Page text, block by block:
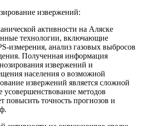
извержений:
активности на Аляске
технологии, включающие
измерения, анализ газовых выбросов
Полученная информация
извержений и
населения о возможной
извержений является сложной
усовершенствование методов
повысить точность прогнозов и